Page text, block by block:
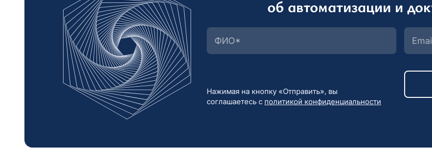
об автоматизации и
Нажимая на кнопку «Отправить», вы
соглашаетесь с политикой конфиденциальности